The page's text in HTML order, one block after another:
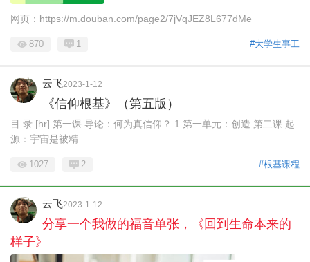
网页：https://m.douban.com/page2/7jVqJEZ8L677dMe
#大学生事工
870 1
云飞2023-1-12
《信仰根基》（第五版）
目 录 [hr] 第一课 导论：何为真信仰？ 1 第一单元：创造 第二课 起
源：宇宙是被精 ...
#根基课程
1027 2
云飞2023-1-12
分享一个我做的福音单张，《回到生命本来的
样子》